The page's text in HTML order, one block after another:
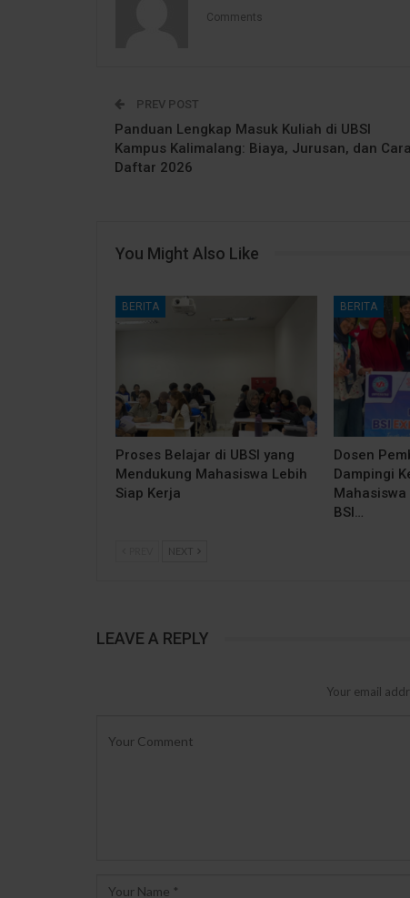
Comments
PREV POST
Panduan Lengkap Masuk Kuliah di UBSI
Kampus Kalimalang: Biaya, Jurusan, dan Cara
Daftar 2026
You Might Also Like
BERITA
Proses Belajar di UBSI yang
Mendukung Mahasiswa Lebih
Siap Kerja
BERITA
Dosen
Dampingi
Mahasiswa
BSI…
NEXT
LEAVE A REPLY
Your email